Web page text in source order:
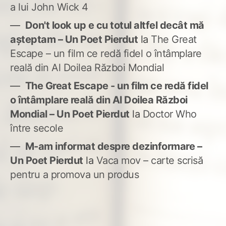
a lui John Wick 4
Don't look up e cu totul altfel decât mă
așteptam – Un Poet Pierdut la The Great
Escape – un film ce redă fidel o întâmplare
reală din Al Doilea Război Mondial
The Great Escape - un film ce redă fidel
o întâmplare reală din Al Doilea Război
Mondial – Un Poet Pierdut la Doctor Who
între secole
M-am informat despre dezinformare –
Un Poet Pierdut la Vaca mov – carte scrisă
pentru a promova un produs